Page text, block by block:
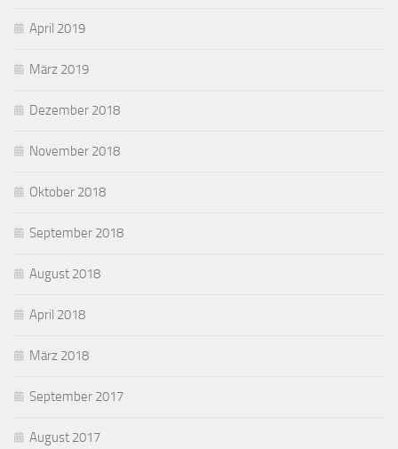
April 2019
März 2019
Dezember 2018
November 2018
Oktober 2018
September 2018
August 2018
April 2018
März 2018
September 2017
August 2017